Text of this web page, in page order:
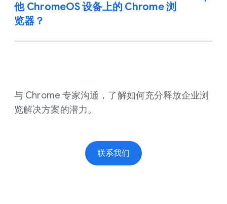
他 ChromeOS 设备上的 Chrome 浏
览器？
与 Chrome 专家沟通，了解如何充分释放企业浏
览解决方案的潜力。
联系我们